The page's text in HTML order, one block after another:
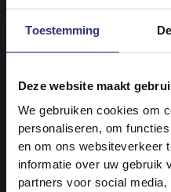
Toestemming
Deze website maakt
We gebruiken cookies om
personaliseren, om
en om ons websiteverkeer
informatie over uw gebruik
partners voor social
250 ml kippenbouillon
100 g garnalen
100 g diepvrieserwten
1 partje citroen